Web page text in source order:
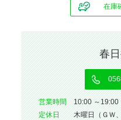
在庫
春
営業時間
10:00 ～19:00
定休⽇
木曜日（ＧＷ